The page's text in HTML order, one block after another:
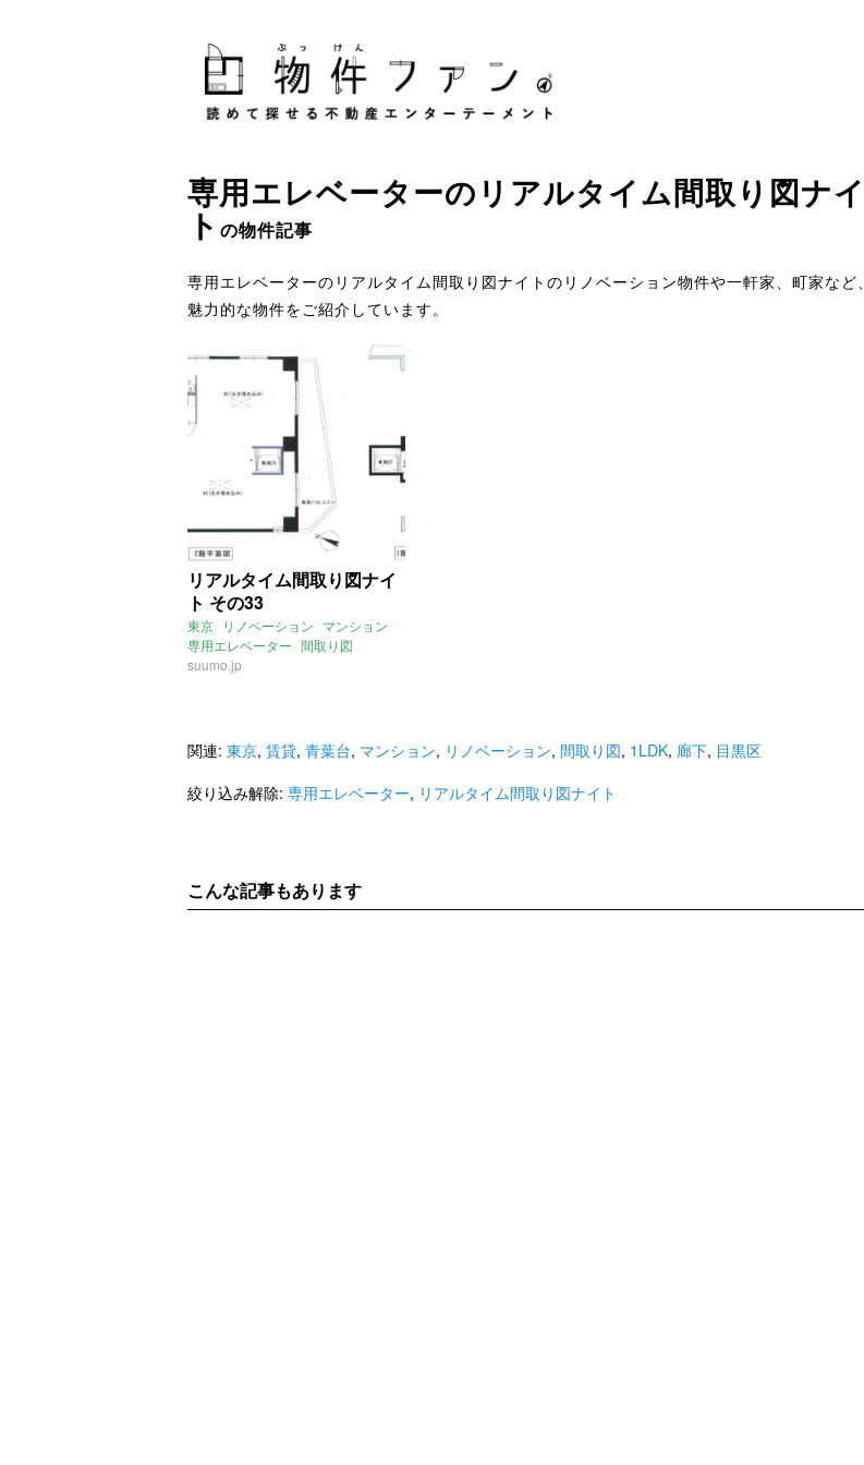
専用エレベーターのリアルタイム間取り図ナイ
ト の物件記事
専用エレベーターのリアルタイム間取り図ナイトのリノベーション物件や一軒家、町家など、
魅力的な物件をご紹介しています。
リアルタイム間取り図ナイ
ト その33
東京 リノベーション マンション
専用エレベーター 間取り図
リアルタイム間取り図ナイト
suumo.jp
関連: 東京, 賃貸, 青葉台, マンション, リノベーション, 間取り図, 1LDK, 廊下, 目黒区
絞り込み解除: 専用エレベーター, リアルタイム間取り図ナイト
こんな記事もあります